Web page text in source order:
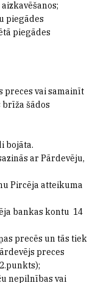
piegādes
piegādes
preces vai samainīt
šādos
bojāta.
ar Pārdevēju,
Pircēja atteikuma
bankas kontu 14
precēs un tās tiek
preces
nepilnības vai